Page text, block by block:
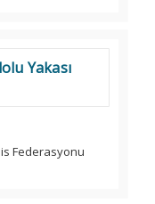
Yakası
Federasyonu